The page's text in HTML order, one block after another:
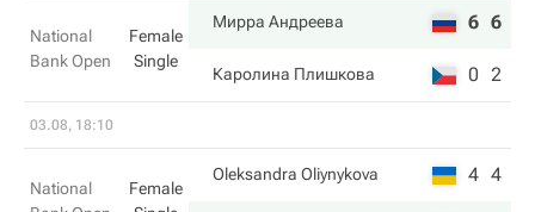
National
Bank Open
Female
Single
Мирра Андреева 6 6
Каролина Плишкова 0 2
03.08, 18:10
National
Female
Oleksandra Oliynykova 4 4